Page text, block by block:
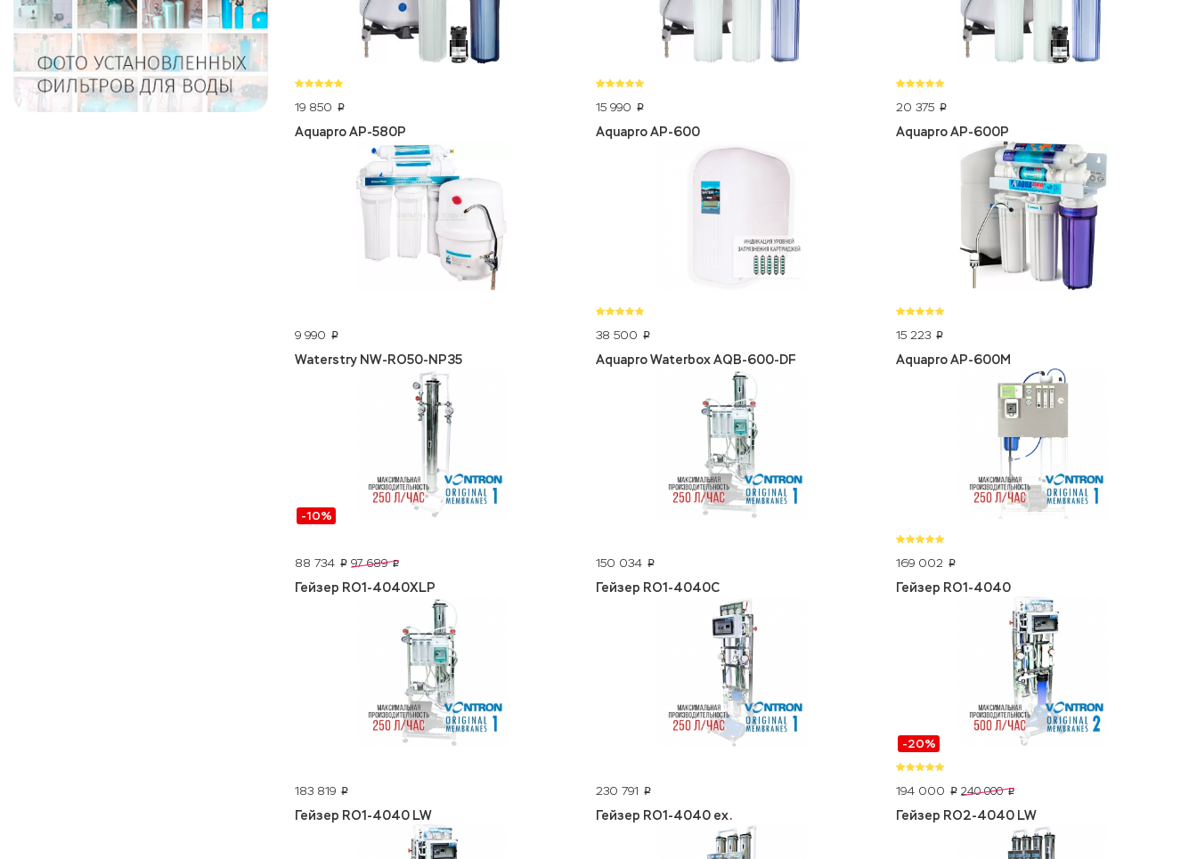
19 850 p
Aquapro AP-580P
15 990 p
Aquapro AP-600
20 375 p
Aquapro AP-600P
9 990 p
Waterstry NW-RO50-NP35
38 500 p
Aquapro Waterbox AQB-600-DF
15 223 p
Aquapro AP-600M
-10%
88 734 p 97 689 p
Гейзер RO1-4040XLP
150 034 p
Гейзер RO1-4040C
169 002 p
Гейзер RO1-4040
183 819 p
Гейзер RO1-4040 LW
230 791 p
Гейзер RO1-4040 ex.
-20%
194 000 p 240 000 p
Гейзер RO2-4040 LW